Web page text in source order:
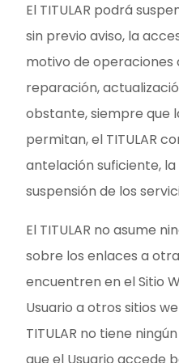
El TITULAR podrá
sin previo aviso, la
motivo de
reparación,
obstante, siempre que
permitan, el TITULAR
antelación suficiente,
suspensión de los
El TITULAR no asume
sobre los enlaces a
encuentren en el Sitio
Usuario a otros sitios
TITULAR no tiene